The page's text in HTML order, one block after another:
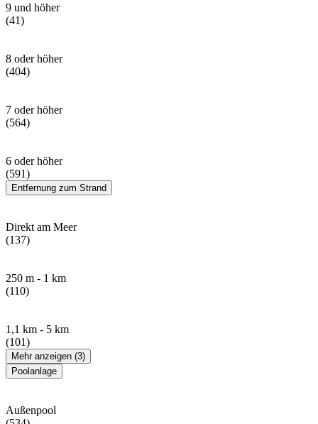
9 und höher
(41)
8 oder höher
(404)
7 oder höher
(564)
6 oder höher
(591)
Entfernung zum Strand
Direkt am Meer
(137)
250 m - 1 km
(110)
1,1 km - 5 km
(101)
Mehr anzeigen (3)
Poolanlage
Außenpool